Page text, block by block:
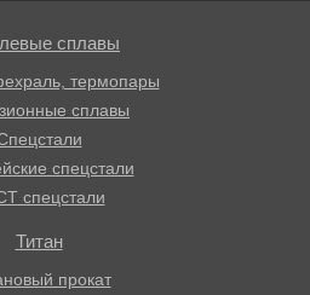
сплавы
термопары
сплавы
спецстали
спецстали
Титан
прокат